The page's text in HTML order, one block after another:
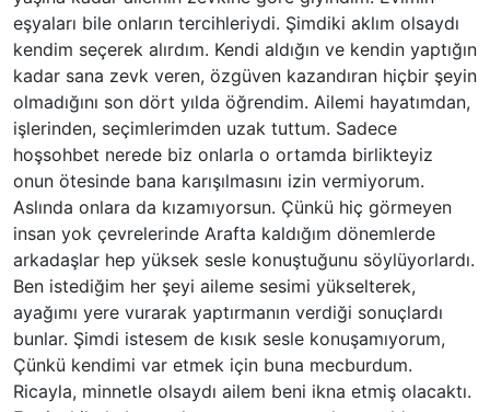
eşyaları bile onların tercihleriydi. Şimdiki aklım olsaydı
kendim seçerek alırdım. Kendi aldığın ve kendin yaptığın
kadar sana zevk veren, özgüven kazandıran hiçbir şeyin
olmadığını son dört yılda öğrendim. Ailemi hayatımdan,
işlerinden, seçimlerimden uzak tuttum. Sadece
hoşsohbet nerede biz onlarla o ortamda birlikteyiz
onun ötesinde bana karışılmasını izin vermiyorum.
Aslında onlara da kızamıyorsun. Çünkü hiç görmeyen
insan yok çevrelerinde Arafta kaldığım dönemlerde
arkadaşlar hep yüksek sesle konuştuğunu söylüyorlardı.
Ben istediğim her şeyi aileme sesimi yükselterek,
ayağımı yere vurarak yaptırmanın verdiği sonuçlardı
bunlar. Şimdi istesem de kısık sesle konuşamıyorum,
Çünkü kendimi var etmek için buna mecburdum.
Ricayla, minnetle olsaydı ailem beni ikna etmiş olacaktı.